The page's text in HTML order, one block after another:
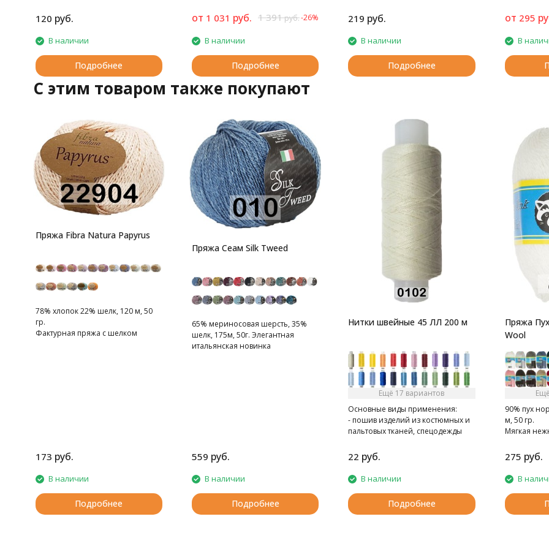
120 руб.
В наличии
Подробнее
от 1 031 руб. 1 391руб.-26%
В наличии
Подробнее
219 руб.
В наличии
Подробнее
от 295
В
C этим товаром также покупают
Пряжа Fibra Natura Papyrus
78% хлопок 22% шелк, 120 м, 50
гр.
Фактурная пряжа с шелком
173 руб.
В наличии
Подробнее
Пряжа Сеам Silk Tweed
65% мериносовая шерсть, 35%
шелк, 175м, 50г. Элегантная
итальянская новинка
559 руб.
В наличии
Подробнее
Нитки швейные 45 ЛЛ 200 м
Ещё 17 вариантов
Основные виды применения:
- пошив изделий из костюмных и
пальтовых тканей, спецодежды
скреплении книг в типографии
22 руб.
В наличии
Подробнее
Пряжа
Wool
90% пух
м, 50 гр.
Мягкая
275 руб.
В